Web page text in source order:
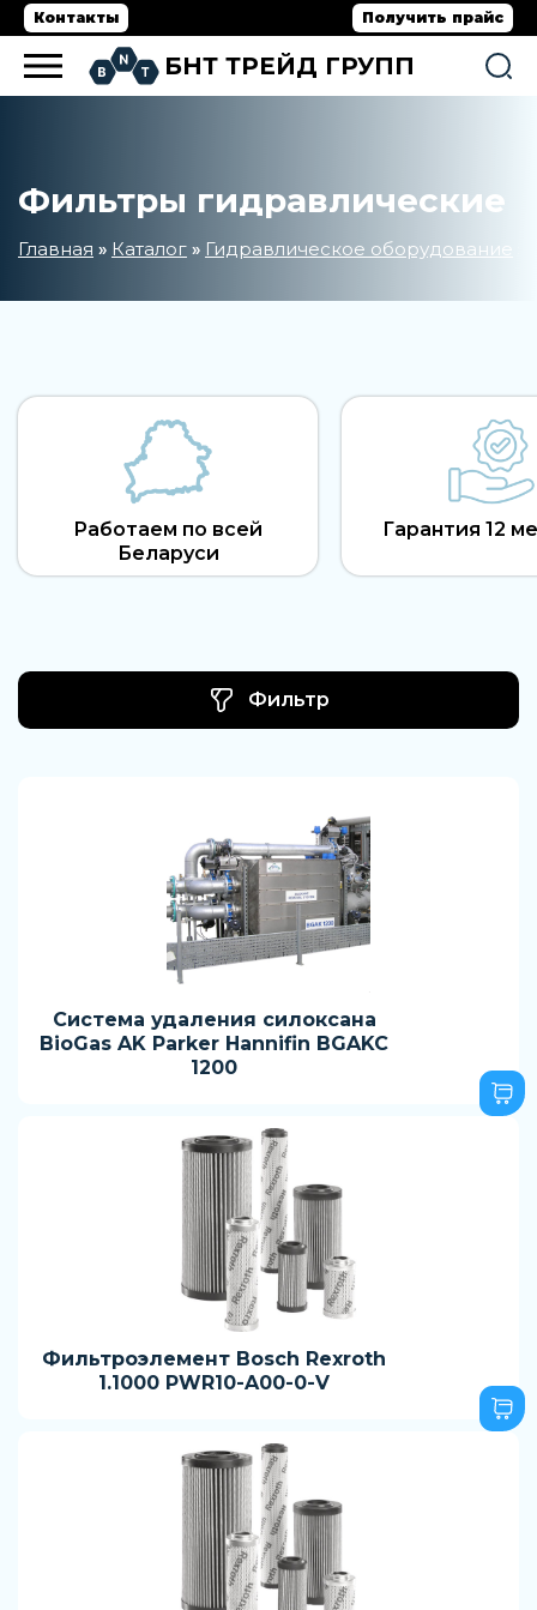
Контакты Получить прайс
БНТ ТРЕЙД ГРУПП
Фильтры гидравлические
Главная » Каталог » Гидравлическое оборудование
Работаем по всей
Беларуси
Гарантия 12
Фильтр
Система удаления силоксана
BioGas AK Parker Hannifin BGAKC
1200
Фильтроэлемент Bosch Rexroth
1.1000 PWR10-A00-0-V